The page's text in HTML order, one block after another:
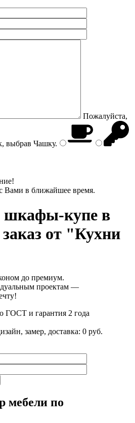
Пожалуйста,
выбрав Чашку.
Вами в ближайшее время.
шкафы-купе в
от "Кухни
до премиум.
проектам —
ГОСТ и гарантия 2 года
замер, доставка: 0 руб.
мебели по